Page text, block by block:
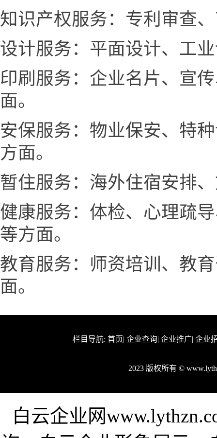
知识产权服务：专利审查
设计服务：平面设计、工
印刷服务：企业名片、宣
面。
安保服务：物业保安、特
方面。
暂住服务：海外住宿安排
健康服务：体检、心理疏
等方面。
教育服务：师资培训、教
面。
栏目导航: 首页| 企业查询| 企业推广| 企业
2023 版权所有 ©
白云企业网